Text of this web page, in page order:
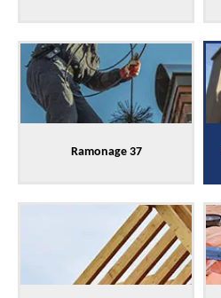
Ramonage 37